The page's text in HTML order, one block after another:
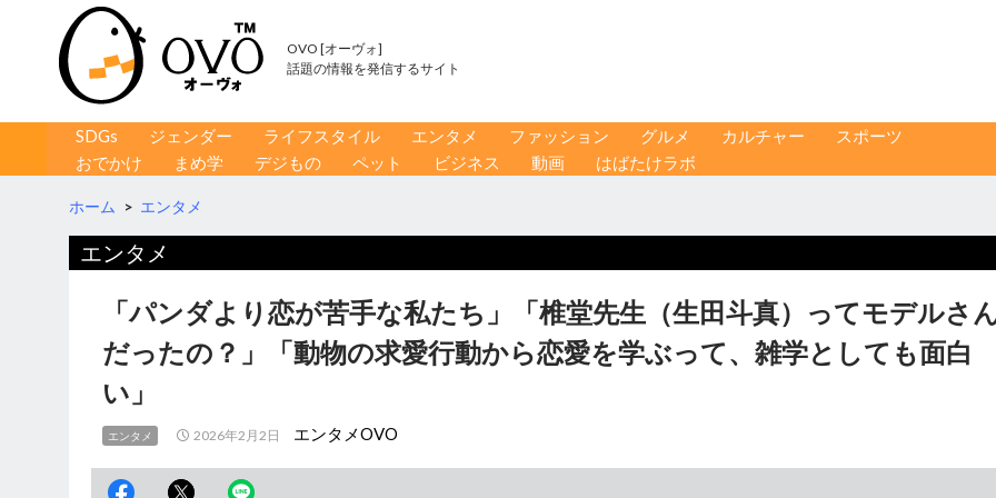
OVO [オーヴォ]
話題の情報を発信するサイト
コンテンツへ移動
SDGs ジェンダー ライフスタイル エンタメ ファッション グルメ カルチャー
スポーツ
おでかけ
まめ学 デジもの ペット ビジネス 動画 はばたけラボ
ホーム > エンタメ
エンタメ
「パンダより恋が苦手な私たち」「椎堂先生（生田斗真）ってモデルさ
だったの？」「動物の求愛行動から恋愛を学ぶって、雑学としても面白
い」
エンタメ 2026年2月2日 エンタメOVO